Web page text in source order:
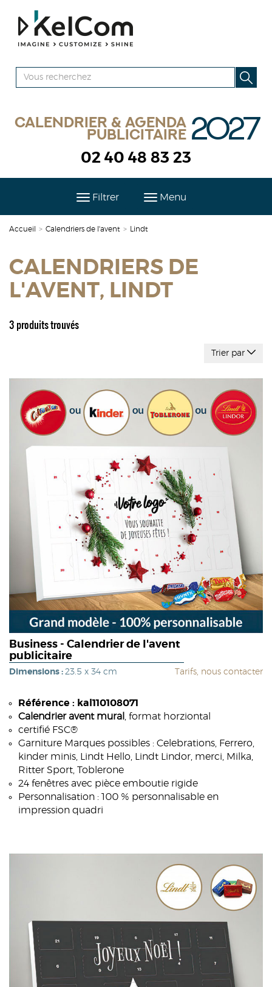
Calendrier & agenda
publicitaire 2027
02 40 48 83 23
Filtrer Menu
Accueil > Calendriers de l'avent > Lindt
CALENDRIERS DE
L'AVENT, LINDT
3 produits trouvés
Trier par
Business - Calendrier de l'avent
publicitaire
Dimensions : 23.5 x 34 cm Tarifs, nous contacter
Référence : kal110108071
Calendrier avent mural
, format horziontal
certifié FSC®
Garniture Marques possibles : Celebrations, Ferrero,
kinder minis, Lindt Hello, Lindt Lindor, merci, Milka,
Ritter Sport, Toblerone
24 fenêtres avec pièce emboutie rigide
Personnalisation : 100 % personnalisable en
impression quadri